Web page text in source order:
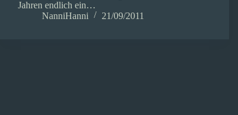
Jahren endlich ein…
NanniHanni
21/09/2011